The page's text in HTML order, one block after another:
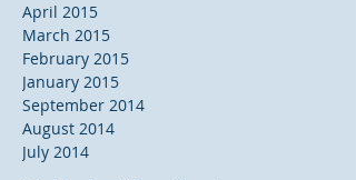
April 2015
March 2015
February 2015
January 2015
September 2014
August 2014
July 2014